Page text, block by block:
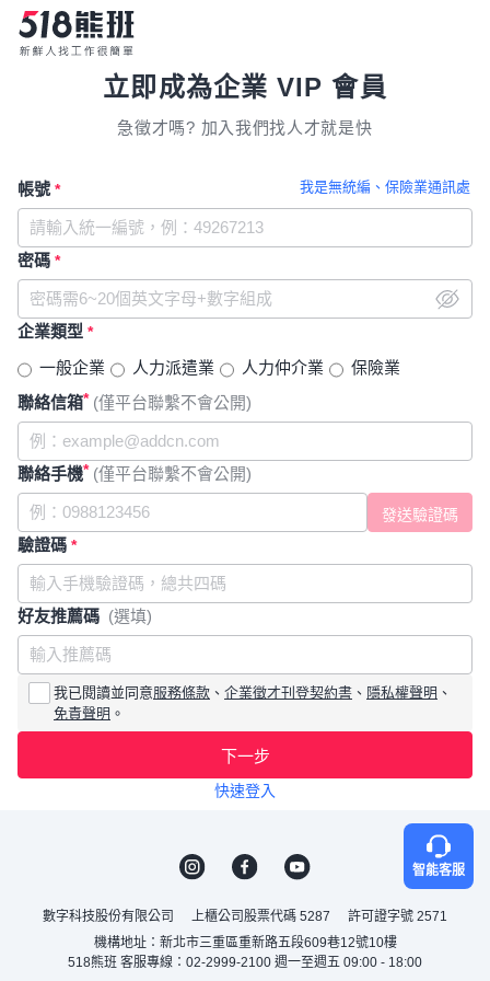
立即成為企業 VIP 會員
急徵才嗎? 加入我們找人才就是快
我是無統編、保險業通訊處
帳號 *
密碼 *
企業類型 *
一般企業 人力派遣業 人力仲介業
保險業
聯絡信箱* (僅平台聯繫不會公開)
聯絡手機* (僅平台聯繫不會公開)
驗證碼 *
好友推薦碼 (選填)
我已閱讀並同意服務條款 、 企業徵才刊登契約書 、 隱私權聲明 、
免責聲明 。
下一步
快速登入
智能客服
數字科技股份有限公司 上櫃公司股票代碼 5287
許可證字號 2571
機構地址：新北市三重區重新路五段609巷12號10樓
518熊班 客服專線：02-2999-2100 週一至週五 09:00 - 18:00